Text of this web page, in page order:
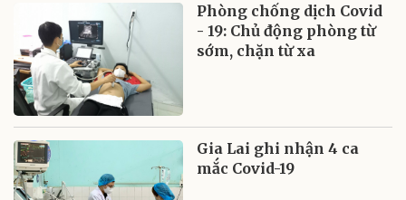
Phòng chống dịch Covid
- 19: Chủ động phòng từ
sớm, chặn từ xa
Gia Lai ghi nhận 4 ca
mắc Covid-19